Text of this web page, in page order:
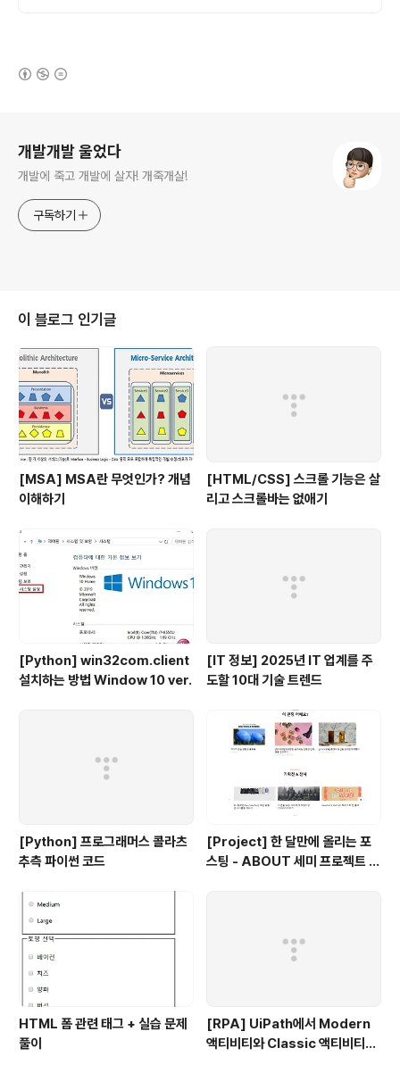
개발개발 울었다
개발에 죽고 개발에 살자! 개죽개살!
구독하기
이 블로그 인기글
[MSA] MSA란 무엇인가? 개념
이해하기
[HTML/CSS] 스크롤 기능은 살
리고 스크롤바는 없애기
[Python] win32com.client
설치하는 방법 Window 10 ver.
[IT 정보] 2025년 IT 업계를 주
도할 10대 기술 트렌드
[Python] 프로그래머스 콜라츠
추측 파이썬 코드
[Project] 한 달만에 올리는 포
스팅 - ABOUT 세미 프로젝트 회
HTML 폼 관련 태그 + 실습 문제
풀이
[RPA] UiPath에서 Modern
액티비티와 Classic 액티비티를